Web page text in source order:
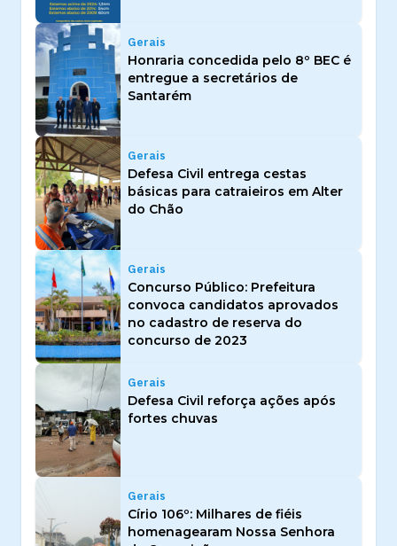
Gerais
Honraria concedida pelo 8º BEC é
entregue a secretários de
Santarém
Gerais
Defesa Civil entrega cestas
básicas para catraieiros em Alter
do Chão
Gerais
Concurso Público: Prefeitura
convoca candidatos aprovados
no cadastro de reserva do
concurso de 2023
Gerais
Defesa Civil reforça ações após
fortes chuvas
Gerais
Círio 106º: Milhares de fiéis
homenagearam Nossa Senhora